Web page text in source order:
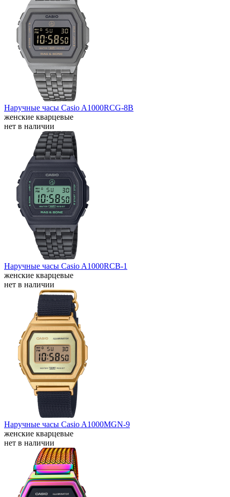
Наручные часы Casio A1000RCG-8B
женские кварцевые
нет в наличии
Наручные часы Casio A1000RCB-1
женские кварцевые
нет в наличии
Наручные часы Casio A1000MGN-9
женские кварцевые
нет в наличии